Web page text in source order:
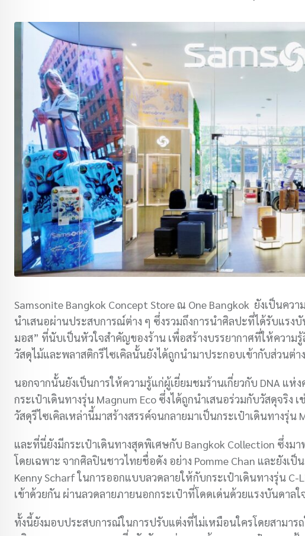
Samsonite Bangkok Concept Store ณ One Bangkok ยังเป็นค
นำเสนอผ่านประสบการณ์ต่าง ๆ ซึ่งรวมถึงการนำศิลปะที่ได้รับแรง
มอส” ที่นับเป็นหัวใจสำคัญของร้าน เพื่อสร้างบรรยากาศที่ให้ความ
วัสดุไม้และพลาสติกรีไซเคิลนั้นยังได้ถูกนำมาประกอบเข้ากับส่วนต่
นอกจากนั้นยังเป็นการให้ความรู้แก่ผู้เยี่ยมชมร้านเกี่ยวกับ DNA แ
กระเป๋าเดินทางรุ่น Magnum Eco ซึ่งได้ถูกนำเสนอร่วมกับวัสดุจริ
วัสดุรีไซเคิลเหล่านี้มาสร้างสรรค์จนกลายมาเป็นกระเป๋าเดินทางรุ่น
และที่นี่ยังมีกระเป๋าเดินทางสุดพิเศษกับ Bangkok Collection ซึ่ง
โดยเฉพาะ จากศิลปินชาวไทยชื่อดัง อย่าง Pomme Chan และยัง
Kenny Scharf ในการออกแบบลวดลายให้กับกระเป๋าเดินทางรุ่น
เข้าด้วยกัน ผ่านลวดลายภายนอกกระเป๋าที่โดดเด่นด้วยแรงบันดาล
ทั้งนี้ยังมอบประสบการณ์ในการปรับแต่งที่ไม่เหมือนใครโดยสามาร